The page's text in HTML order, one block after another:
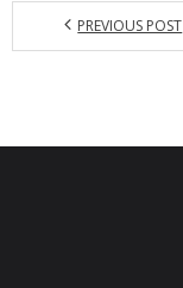
ProjektyPREVIOUS POST